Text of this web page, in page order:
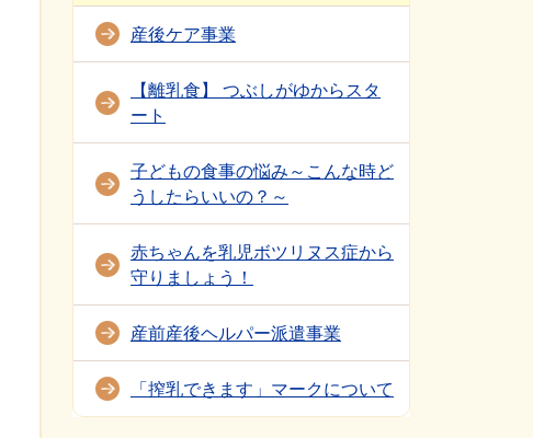
産後ケア事業
【離乳食】 つぶしがゆからスタ
ート
子どもの食事の悩み～こんな時ど
うしたらいいの？～
赤ちゃんを乳児ボツリヌス症から
守りましょう！
産前産後ヘルパー派遣事業
「搾乳できます」マークについて